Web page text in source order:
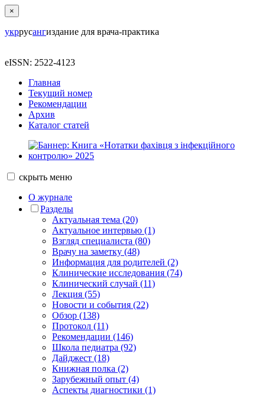
×
укррусангиздание для врача-практика
eISSN: 2522-4123
Главная
Текущий номер
Рекомендации
Архив
Каталог статей
скрыть меню
О журнале
Разделы
Актуальная тема (20)
Актуальное интервью (1)
Взгляд специалиста (80)
Врачу на заметку (48)
Информация для родителей (2)
Клинические исследования (74)
Клинический случай (11)
Лекция (55)
Новости и события (22)
Обзор (138)
Протокол (11)
Рекомендации (146)
Школа педиатра (92)
Дайджест (18)
Книжная полка (2)
Зарубежный опыт (4)
Аспекты диагностики (1)